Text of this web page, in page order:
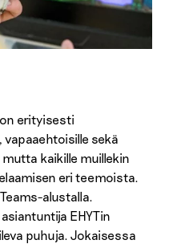
erityisesti
sekä
kaikille muillekin
eri teemoista.
alustalla.
EHYTin
puhuja. Jokaisessa